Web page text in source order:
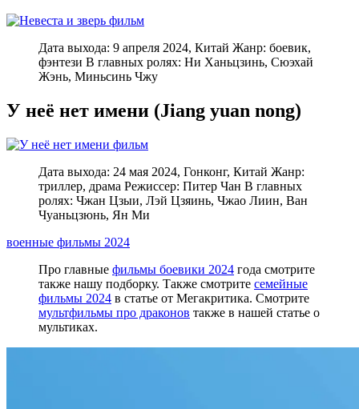
Дата выхода: 9 апреля 2024, Китай Жанр: боевик,
фэнтези В главных ролях: Ни Ханьцзинь, Сюэхай
Жэнь, Миньсинь Чжу
У неё нет имени (Jiang yuan nong)
Дата выхода: 24 мая 2024, Гонконг, Китай Жанр:
триллер, драма Режиссер: Питер Чан В главных
ролях: Чжан Цзыи, Лэй Цзяинь, Чжао Лиин, Ван
Чуаньцзюнь, Ян Ми
военные фильмы 2024
Про главные фильмы боевики 2024 года смотрите
также нашу подборку. Также смотрите семейные
фильмы 2024 в статье от Мегакритика. Смотрите
мультфильмы про драконов также в нашей статье о
мультиках.